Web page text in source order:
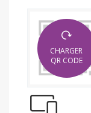
CHARGER
QR CODE